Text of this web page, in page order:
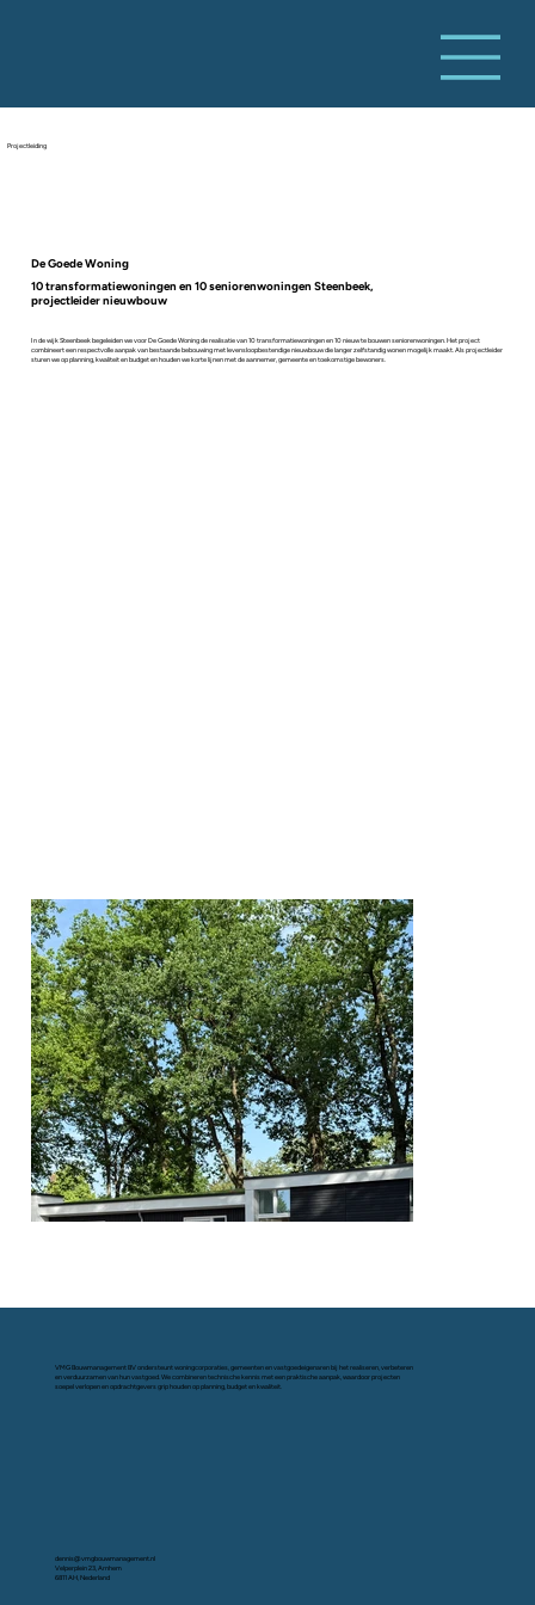
Projectleiding
De Goede Woning
10 transformatiewoningen en 10 seniorenwoningen Steenbeek,
projectleider nieuwbouw
In de wijk Steenbeek begeleiden we voor De Goede Woning de realisatie van 10 transformatiewoningen en 10 nieuw te bouwen seniorenwoningen. Het project
combineert een respectvolle aanpak van bestaande bebouwing met levensloopbestendige nieuwbouw die langer zelfstandig wonen mogelijk maakt. Als projectleider
sturen we op planning, kwaliteit en budget en houden we korte lijnen met de aannemer, gemeente en toekomstige bewoners.
VMG Bouwmanagement BV ondersteunt woningcorporaties, gemeenten en vastgoedeigenaren bij het realiseren, verbeteren
en verduurzamen van hun vastgoed. We combineren technische kennis met een praktische aanpak, waardoor projecten
soepel verlopen en opdrachtgevers grip houden op planning, budget en kwaliteit.
dennis@vmgbouwmanagement.nl
Velperplein 23, Arnhem
6811 AH, Nederland